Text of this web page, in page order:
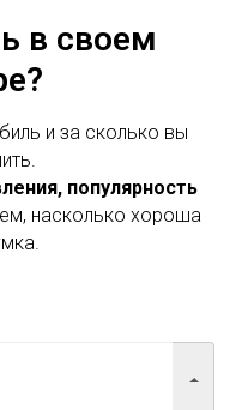
в своем
и за сколько вы
популярность
насколько хороша